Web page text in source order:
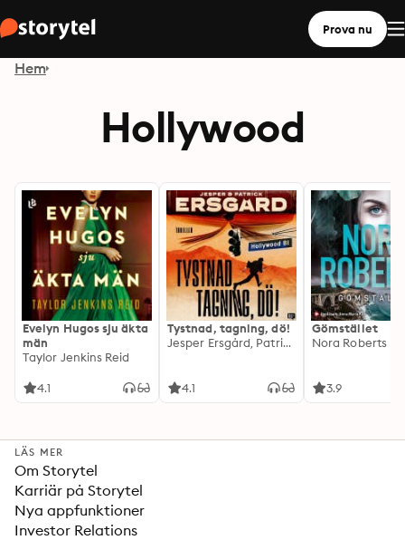
Prova nu
Hem
Hollywood
Evelyn Hugos sju äkta
män
Taylor Jenkins Reid
4.1
Tystnad, tagning, dö!
Jesper Ersgård, Patrick Ersgård
4.1
Gömstället
Nora Roberts
3.9
LÄS MER
Om Storytel
Karriär på Storytel
Nya appfunktioner
Investor Relations